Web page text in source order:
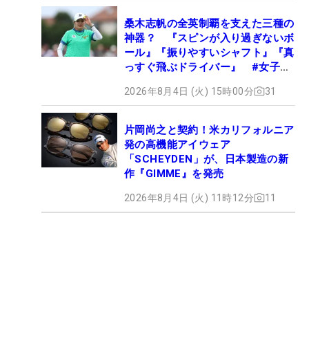
桑木志帆の全英制覇を支えた三種の
神器？ 『スピンが入り過ぎないボ
ール』『振りやすいシャフト』『真
っすぐ飛ぶドライバー』 #女子プ
2026年8月4日 (火) 15時00分 31
片岡尚之と契約！米カリフォルニア
発の高機能アイウェア
「SCHEYDEN」が、日本製造の新
作『GIMME』を発売
2026年8月4日 (火) 11時12分 11